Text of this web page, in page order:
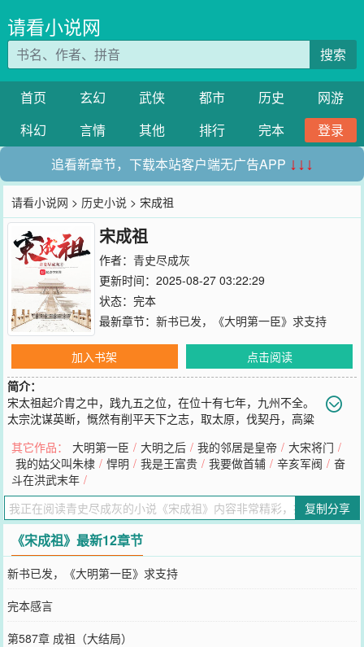
请看小说网
搜索
首页 玄幻 武侠 都市 历史
网游
科幻
言情 其他 排行 完本
登录
追看新章节，下载本站客户端无广告APP ↓↓↓
请看小说网 > 历史小说 > 宋成祖
宋成祖
作者： 青史尽成灰
更新时间：2025-08-27 03:22:29
状态：完本
最新章节： 新书已发，《大明第一臣》求支持
加入书架
点击阅读
简介：
宋太祖起介胄之中，践九五之位，在位十有七年，九州不全。
太宗沈谋英断，慨然有削平天下之志，取太原，伐契丹，高粱
虏。乘时应运，豪杰景从，戡乱摧强，以成大业。破金国，服西夏，
威德遐被，四方宾服。幅陨之广，远迈汉、唐。成功骏烈，卓乎盛
矣。故曰：宋成祖！……交流催更群：284，427，642
您要是觉得《宋成祖》还不错的话请不要忘记向您QQ群和微博微信里
的朋友推荐哦！
其它作品： 大明第一臣 / 大明之后 / 我的邻居是皇帝 / 大宋将门 /
我的姑父叫朱棣 / 悍明 / 我是王富贵 / 我要做首辅 / 辛亥军阀 / 奋
斗在洪武末年 /
复制分享
《宋成祖》最新12章节
新书已发，《大明第一臣》求支持
完本感言
第587章 成祖（大结局）